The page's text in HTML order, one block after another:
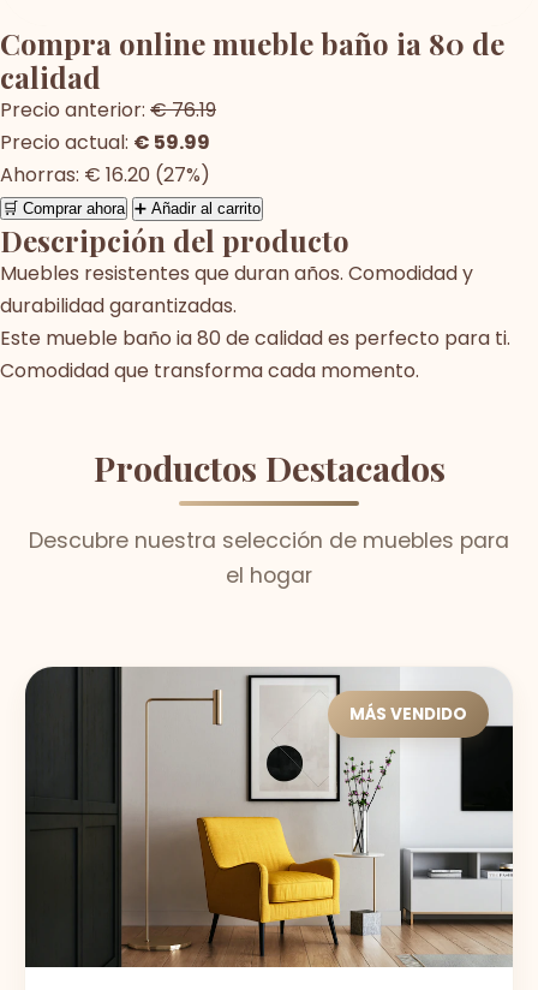
Compra online mueble baño ia 80 de
calidad
Precio anterior: € 76.19
Precio actual: € 59.99
Ahorras: € 16.20 (27%)
🛒 Comprar ahora ➕ Añadir al carrito
Descripción del producto
Muebles resistentes que duran años. Comodidad y
durabilidad garantizadas.
Este mueble baño ia 80 de calidad es perfecto para ti.
Comodidad que transforma cada momento.
Productos Destacados
Descubre nuestra selección de muebles para
el hogar
MÁS VENDIDO